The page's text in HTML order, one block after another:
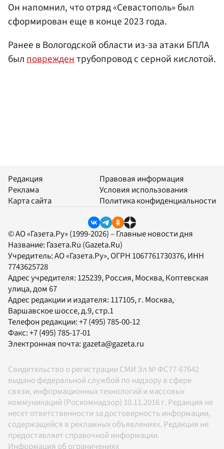
Он напомнил, что отряд «Севастополь» был
сформирован еще в конце 2023 года.
Ранее в Вологодской области из-за атаки БПЛА
былповреждентрубопровод с серной кислотой.
Редакция
Реклама
Карта сайта
Правовая информация
Условия использования
Политика конфиденциальности
© АО «Газета.Ру» (1999-2026) – Главные новости дня
Название: Газета.Ru (Gazeta.Ru)
Учредитель:АО «Газета.Ру», ОГРН 1067761730376, ИНН
7743625728
Адрес учредителя: 125239, Россия, Москва, Коптевская
улица, дом 67
Адрес редакции и издателя: 117105, г. Москва,
Варшавское шоссе, д.9, стр.1
Телефон редакции:+7 (495) 785-00-12
Факс:+7 (495) 785-17-01
Электронная почта: gazeta@gazeta.ru
Свидетельство о регистрации СМИ Эл № ФС77-67642
выдано федеральной службой по надзору в сфере
связи, информационных технологий и массовых
коммуникаций (Роскомнадзор) 10.11.2016 г. Редакция не
несет ответственности за достоверность информации,
содержащейся в рекламных объявлениях. Редакция не
предоставляет справочной информации.
Информация об ограничениях